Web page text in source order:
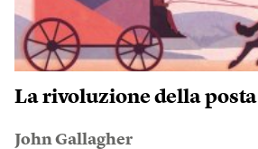
La rivoluzione della posta
John Gallagher